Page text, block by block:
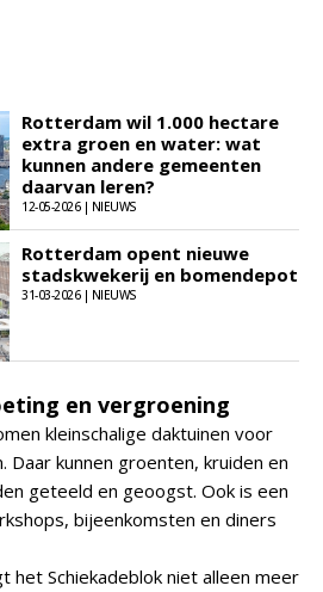
Rotterdam wil 1.000 hectare
extra groen en water: wat
kunnen andere gemeenten
daarvan leren?
12-05-2026 | NIEUWS
Rotterdam opent nieuwe
stadskwekerij en bomendepot
31-03-2026 | NIEUWS
en vergroening
kleinschalige daktuinen voor
kunnen groenten, kruiden en
geteeld en geoogst. Ook is een
bijeenkomsten en diners
het Schiekadeblok niet alleen meer